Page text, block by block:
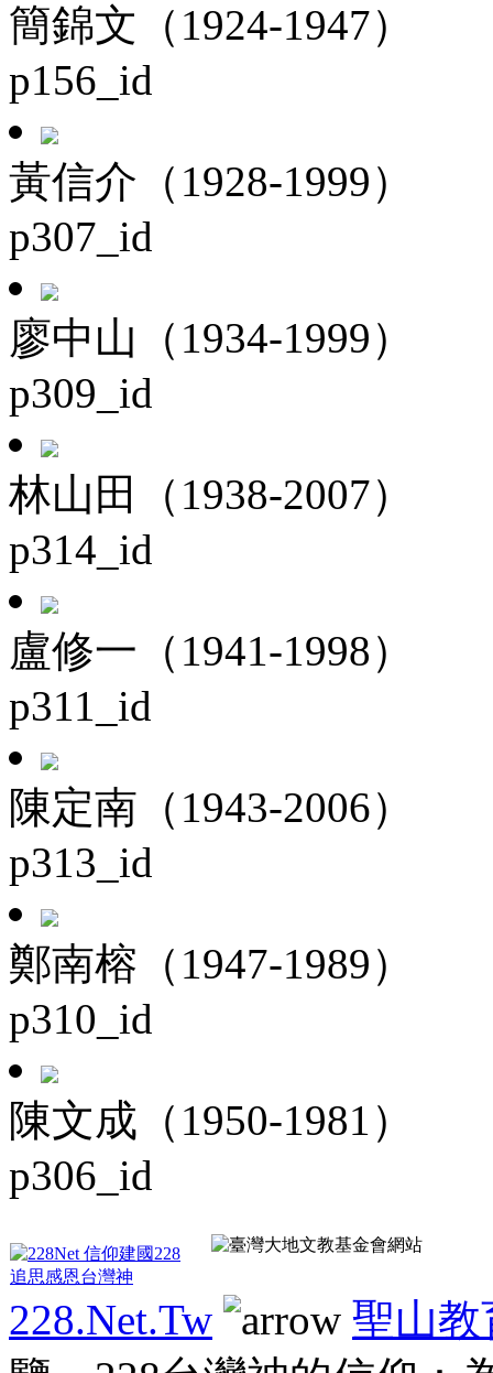
簡錦文（1924-1947）
p156_id
黃信介（1928-1999）
p307_id
廖中山（1934-1999）
p309_id
林山田（1938-2007）
p314_id
盧修一（1941-1998）
p311_id
陳定南（1943-2006）
p313_id
鄭南榕（1947-1989）
p310_id
陳文成（1950-1981）
p306_id
228.Net.Tw
聖山教